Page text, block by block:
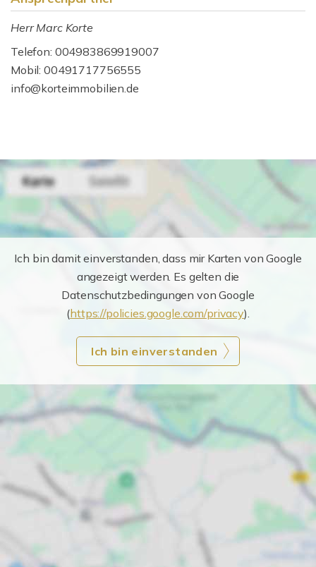
Herr Marc Korte
Telefon: 004983869919007
Mobil: 00491717756555
info@korteimmobilien.de
Ich bin damit einverstanden, dass mir Karten von Google
angezeigt werden. Es gelten die
Datenschutzbedingungen von Google
(https://policies.google.com/privacy).
Ich bin einverstanden